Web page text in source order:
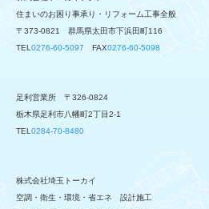
住まいのお困り事承り・リフォーム工事全般
〒373-0821 群馬県太田市下浜田町116
TEL0276-60-5097 FAX0276-60-5098
足利営業所 〒326-0824
栃木県足利市八幡町2丁目2-1
TEL0284-70-8480
株式会社埼玉トーカイ
空調・衛生・環境・省エネ 設計施工